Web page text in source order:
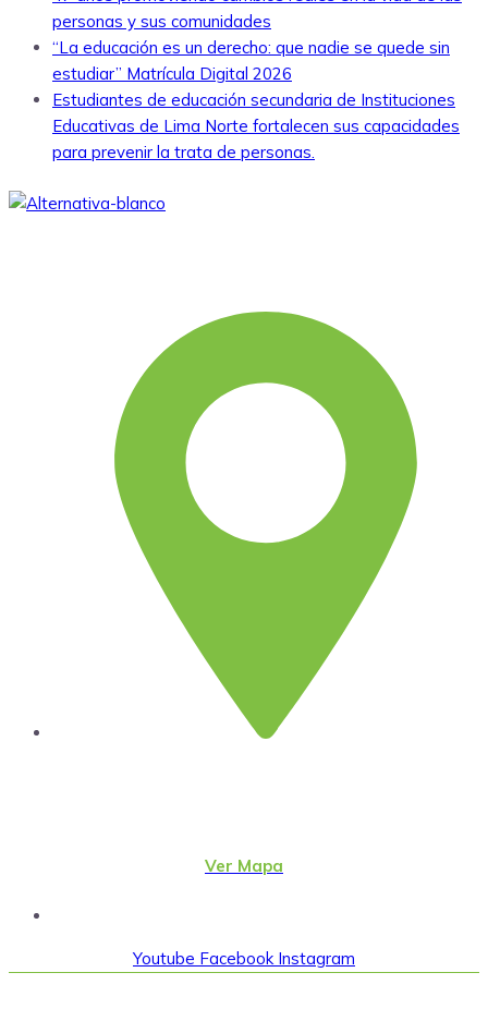
personas y sus comunidades
“La educación es un derecho: que nadie se quede sin
estudiar” Matrícula Digital 2026
Estudiantes de educación secundaria de Instituciones
Educativas de Lima Norte fortalecen sus capacidades
para prevenir la trata de personas.
Ver Mapa
Youtube Facebook Instagram